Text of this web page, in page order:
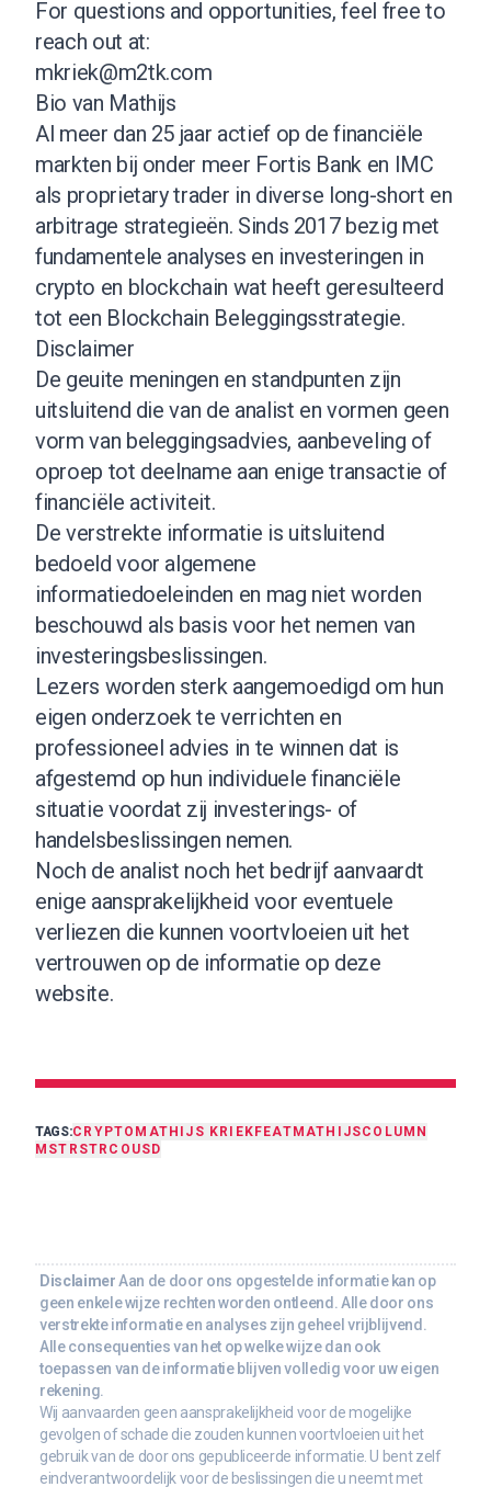
For questions and opportunities, feel free to
reach out at:
mkriek@m2tk.com
Bio van Mathijs
Al meer dan 25 jaar actief op de financiële
markten bij onder meer Fortis Bank en IMC
als proprietary trader in diverse long-short en
arbitrage strategieën. Sinds 2017 bezig met
fundamentele analyses en investeringen in
crypto en blockchain wat heeft geresulteerd
tot een Blockchain Beleggingsstrategie.
Disclaimer
De geuite meningen en standpunten zijn
uitsluitend die van de analist en vormen geen
vorm van beleggingsadvies, aanbeveling of
oproep tot deelname aan enige transactie of
financiële activiteit.
De verstrekte informatie is uitsluitend
bedoeld voor algemene
informatiedoeleinden en mag niet worden
beschouwd als basis voor het nemen van
investeringsbeslissingen.
Lezers worden sterk aangemoedigd om hun
eigen onderzoek te verrichten en
professioneel advies in te winnen dat is
afgestemd op hun individuele financiële
situatie voordat zij investerings- of
handelsbeslissingen nemen.
Noch de analist noch het bedrijf aanvaardt
enige aansprakelijkheid voor eventuele
verliezen die kunnen voortvloeien uit het
vertrouwen op de informatie op deze
website.
TAGS:CRYPTO MATHIJS KRIEK FEAT MATHIJSCOLUMN
MSTRSTRC OUSD
Disclaimer Aan de door ons opgestelde informatie kan op
geen enkele wijze rechten worden ontleend. Alle door ons
verstrekte informatie en analyses zijn geheel vrijblijvend.
Alle consequenties van het op welke wijze dan ook
toepassen van de informatie blijven volledig voor uw eigen
rekening.
Wij aanvaarden geen aansprakelijkheid voor de mogelijke
gevolgen of schade die zouden kunnen voortvloeien uit het
gebruik van de door ons gepubliceerde informatie. U bent zelf
eindverantwoordelijk voor de beslissingen die u neemt met